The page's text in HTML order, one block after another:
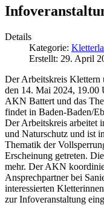
Details
Kategorie:
Erstellt: 29. April
Der Arbeitskreis Klettern
den 14. Mai 2024, 19.00
AKN Battert und das
findet in Baden-Baden/
Der Arbeitskreis arbeitet
und Naturschutz und ist
Thematik der
Erscheinung getreten.
mehr. Der AKN
Ansprechpartner bei
interessierten
zur Infoveranstaltung